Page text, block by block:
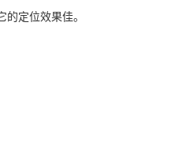
定位效果佳。